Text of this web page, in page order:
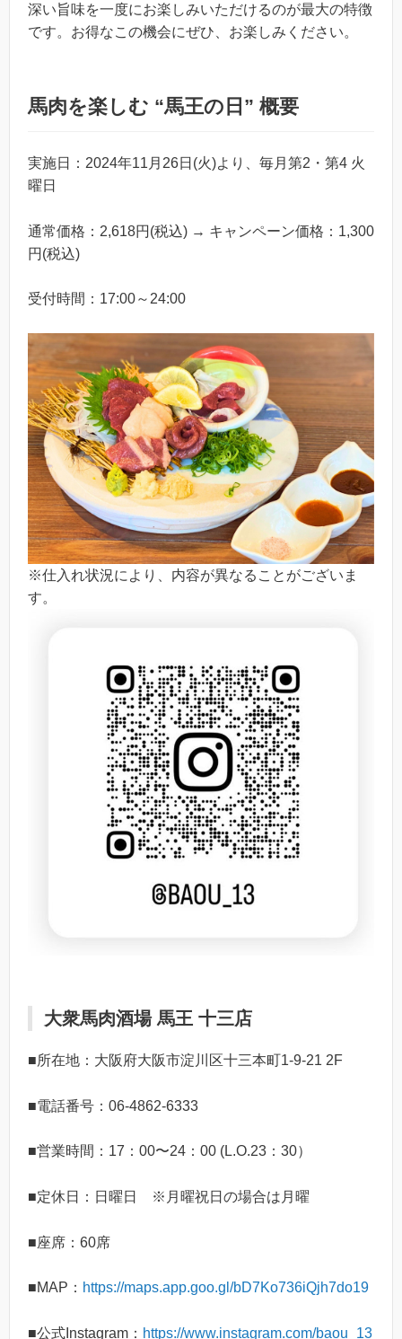
深い旨味を一度にお楽しみいただけるのが最大の特徴
です。お得なこの機会にぜひ、お楽しみください。
馬肉を楽しむ “馬王の日” 概要
実施日：2024年11月26日(火)より、毎月第2・第4 火
曜日
通常価格：2,618円(税込) → キャンペーン価格：1,300
円(税込)
受付時間：17:00～24:00
※仕入れ状況により、内容が異なることがございま
す。
大衆馬肉酒場 馬王 十三店
■所在地：大阪府大阪市淀川区十三本町1-9-21 2F
■電話番号：06-4862-6333
■営業時間：17：00〜24：00 (L.O.23：30）
■定休日：日曜日 ※月曜祝日の場合は月曜
■座席：60席
■MAP： https://maps.app.goo.gl/bD7Ko736iQjh7do19
■公式Instagram： https://www.instagram.com/baou_13